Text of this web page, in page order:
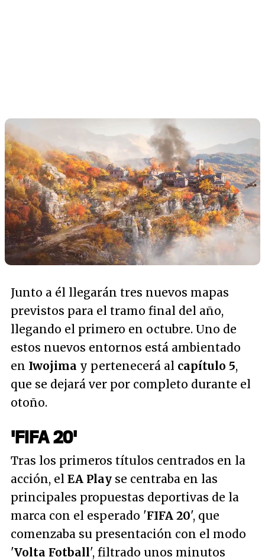
Junto a él llegarán tres nuevos mapas
previstos para el tramo final del año,
llegando el primero en octubre. Uno de
estos nuevos entornos está ambientado
en Iwojima y pertenecerá al capítulo 5,
que se dejará ver por completo durante el
otoño.
'FIFA 20'
Tras los primeros títulos centrados en la
acción, el EA Play se centraba en las
principales propuestas deportivas de la
marca con el esperado 'FIFA 20', que
comenzaba su presentación con el modo
'Volta Fotball', filtrado unos minutos